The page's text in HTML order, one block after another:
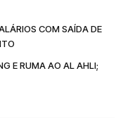
COM SAÍDA DE
E RUMA AO AL AHLI;